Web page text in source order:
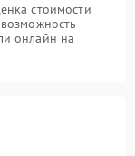
стоимости
онлайн на